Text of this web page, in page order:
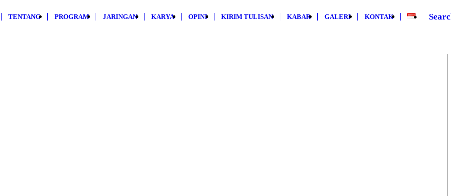
TENTANG PROGRAM JARINGAN KARYA OPINI KIRIM TULISAN KABAR GALERI KONTAK